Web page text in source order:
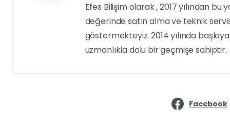
Efes Bilişim olarak , 2017 yılından
değerinde satın alma ve teknik
göstermekteyiz. 2014 yılında
uzmanlıkla dolu bir geçmişe sahiptir.
Facebook